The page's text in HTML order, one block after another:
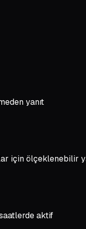
yanıt
için ölçeklenebilir
aktif